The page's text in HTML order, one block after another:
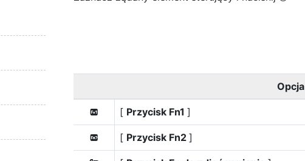
Opcja
v [ Przycisk Fn1 ]
x [ Przycisk Fn2 ]